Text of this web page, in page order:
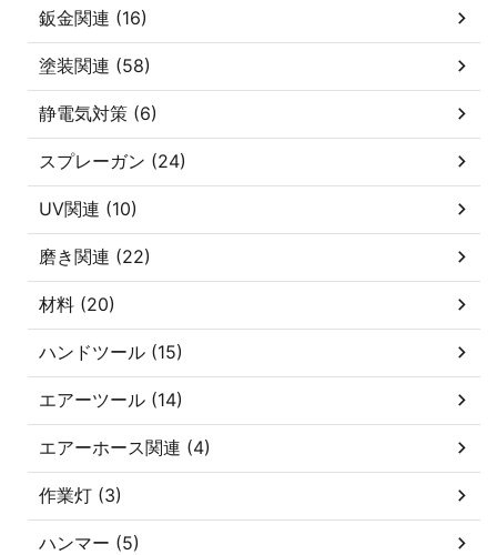
鈑金関連 (16)
塗装関連 (58)
静電気対策 (6)
スプレーガン (24)
UV関連 (10)
磨き関連 (22)
材料 (20)
ハンドツール (15)
エアーツール (14)
エアーホース関連 (4)
作業灯 (3)
ハンマー (5)